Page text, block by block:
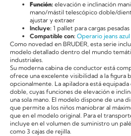
Función: elevación e inclinación
mano/mástil telescópico doble/
ajustar y extraer
Incluye: 1 pallet para cargas
Compatible con: Operario jeans azul
Como novedad en BRUDER, esta serie
modelo detallado dentro del mundo
industriales.
Su moderna cabina de conductor está
ofrece una excelente visibilidad a la figura
opcionalmente. La apiladora está
doble, cuyas funciones de elevación e
una sola mano. El modelo dispone de una
que permite a los niños maniobrar al
que en el modelo original. Para el
incluye en el volumen de suministro un
como 3 cajas de rejilla.